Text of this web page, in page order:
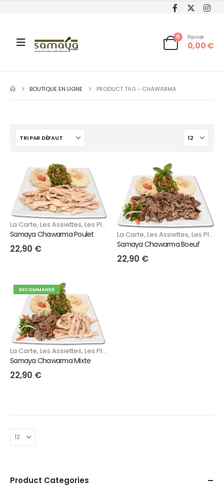
0 Panier
0,00€
BOUTIQUE EN LIGNE PRODUCT TAG - CHAWARMA
La Carte, Les Assiettes, Les Plats
Samaya Chawarma Poulet
22,90 €
La Carte, Les Assiettes, Les Plats
Samaya Chawarma Boeuf
22,90 €
RECOMMANDÉ
La Carte, Les Assiettes, Les Plats
Samaya Chawarma Mixte
22,90 €
Product Categories